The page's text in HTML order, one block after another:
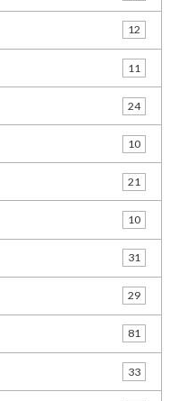
12
11
24
10
21
10
31
29
81
33